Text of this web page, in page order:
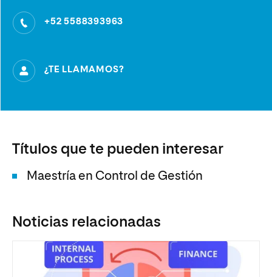
+52 5588393963
¿TE LLAMAMOS?
Títulos que te pueden interesar
Maestría en Control de Gestión
Noticias relacionadas